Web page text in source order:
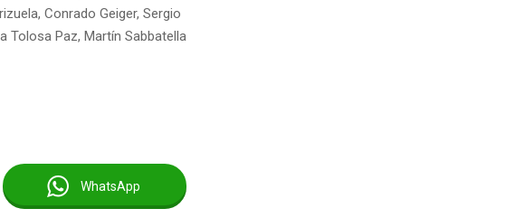
Conrado Geiger, Sergio
Tolosa Paz, Martín Sabbatella
WhatsApp